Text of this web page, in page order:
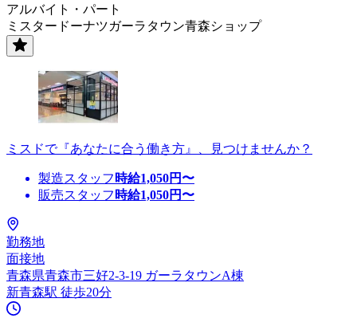
アルバイト・パート
ミスタードーナツガーラタウン青森ショップ
ミスドで『あなたに合う働き方』、見つけませんか？
製造スタッフ 時給1,050円〜
販売スタッフ 時給1,050円〜
勤務地
面接地
青森県青森市三好2-3-19 ガーラタウンA棟
新青森駅 徒歩20分